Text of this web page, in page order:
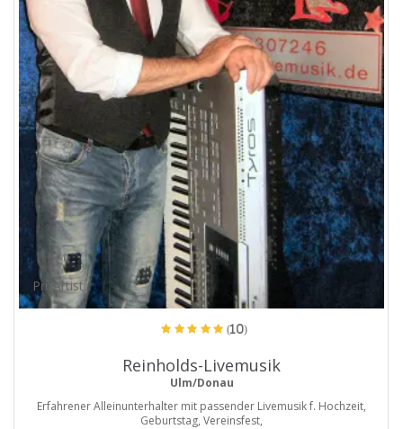
ProArtist
(10)
Reinholds-Livemusik
Ulm/Donau
Erfahrener Alleinunterhalter mit passender Livemusik f. Hochzeit,
Geburtstag, Vereinsfest,